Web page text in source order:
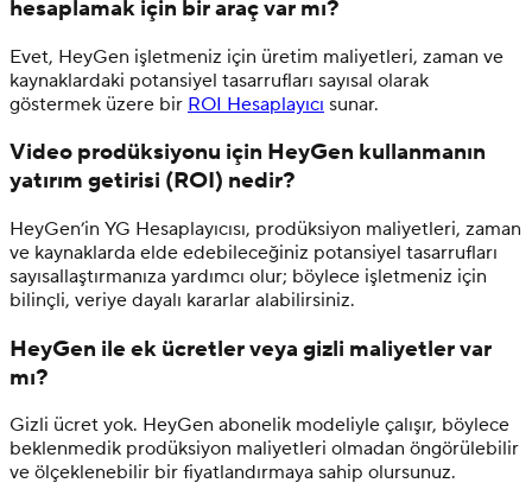
hesaplamak için bir araç var mı?
Evet, HeyGen işletmeniz için üretim maliyetleri, zaman ve
kaynaklardaki potansiyel tasarrufları sayısal olarak
göstermek üzere bir ROI Hesaplayıcı sunar.
Video prodüksiyonu için HeyGen kullanmanın
yatırım getirisi (ROI) nedir?
HeyGen’in YG Hesaplayıcısı, prodüksiyon maliyetleri, zaman
ve kaynaklarda elde edebileceğiniz potansiyel tasarrufları
sayısallaştırmanıza yardımcı olur; böylece işletmeniz için
bilinçli, veriye dayalı kararlar alabilirsiniz.
HeyGen ile ek ücretler veya gizli maliyetler var
mı?
Gizli ücret yok. HeyGen abonelik modeliyle çalışır, böylece
beklenmedik prodüksiyon maliyetleri olmadan öngörülebilir
ve ölçeklenebilir bir fiyatlandırmaya sahip olursunuz.